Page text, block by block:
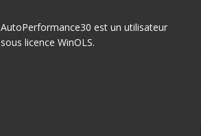
AutoPerformance30 est un utilisateur
sous licence WinOLS.